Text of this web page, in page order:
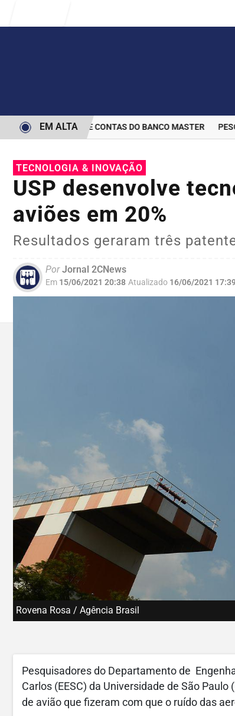
BLOQUEIO DE CONTAS DO BANCO MASTER
EM ALTA
TECNOLOGIA & INOVAÇÃO
USP desenvolve
aviões em 20%
Resultados geraram três
PorJornal 2CNews
Em 15/06/2021 20:38 Atualizado 16/06/2021
Rovena Rosa / Agência Brasil
Pesquisadores do Departamento de
Carlos (EESC) da Universidade de São
de avião que fizeram com que o ruído das